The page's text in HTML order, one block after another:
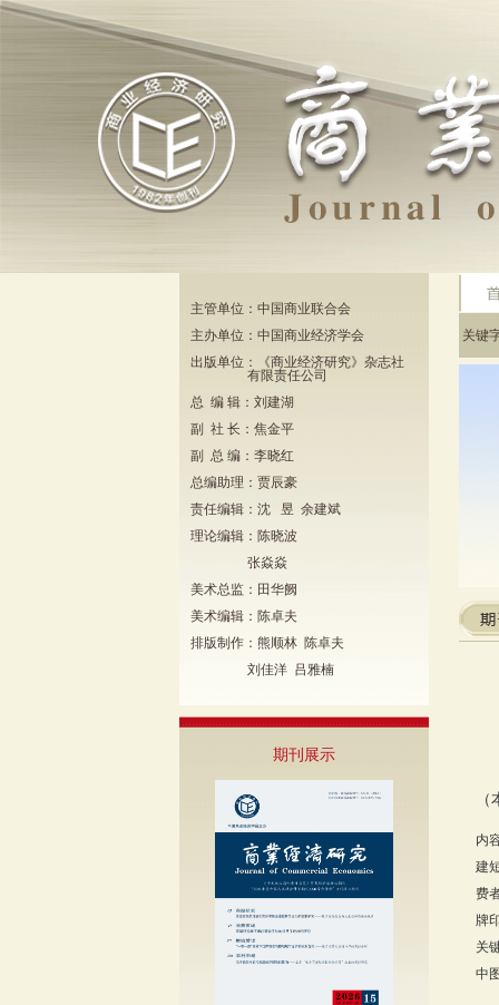
主管单位：中国商业联合会
主办单位：中国商业经济学会
出版单位：《商业经济研究》杂志社
有限责任公司
总 编 辑：刘建湖
副 社 长：焦金平
副 总 编：李晓红
总编助理：贾辰豪
责任编辑：沈 昱 余建斌
理论编辑：陈晓波
张焱焱
美术总监：田华阙
美术编辑：陈卓夫
排版制作：熊顺林 陈卓夫
刘佳洋 吕雅楠
期刊展示
关键
内
建
费
牌
关
中